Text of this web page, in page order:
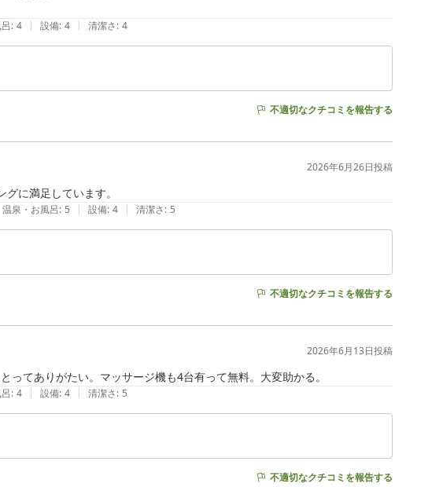
: 4 | 設備: 4 | 清潔さ: 4
不適切なクチコミを報告する
2026年6月26日投稿
に満足しています。
温泉・お風呂: 5 | 設備: 4 | 清潔さ: 5
不適切なクチコミを報告する
2026年6月13日投稿
: 4 | 設備: 4 | 清潔さ: 5
不適切なクチコミを報告する